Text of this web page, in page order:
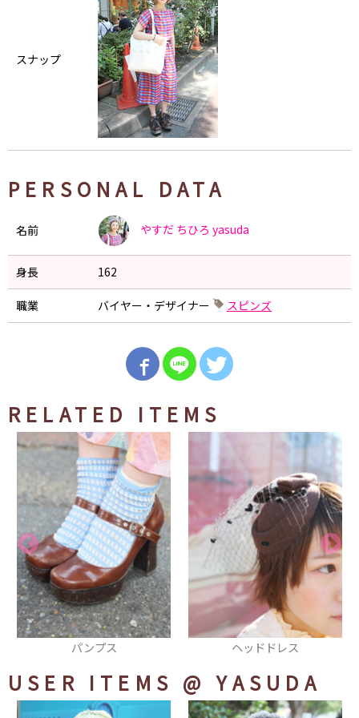
スナップ
PERSONAL DATA
名前 やすだ ちひろ yasuda
身長 162
職業 バイヤー・デザイナー スピンズ
RELATED ITEMS
ヘッドドレス サンダル
USER ITEMS @ YASUDA